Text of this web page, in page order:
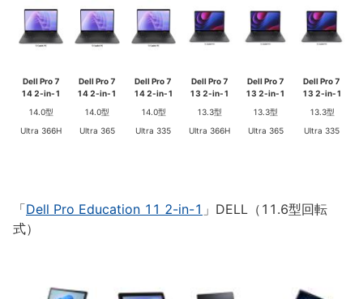
Dell Pro 7
14 2-in-1
14.0型
Ultra 366H
Dell Pro 7
14 2-in-1
14.0型
Ultra 365
Dell Pro 7
14 2-in-1
14.0型
Ultra 335
Dell Pro 7
13 2-in-1
13.3型
Ultra 366H
Dell Pro 7
13 2-in-1
13.3型
Ultra 365
Dell Pro 7
13 2-in-1
13.3型
Ultra 335
「Dell Pro Education 11 2-in-1 」DELL（11.6型回転
式）